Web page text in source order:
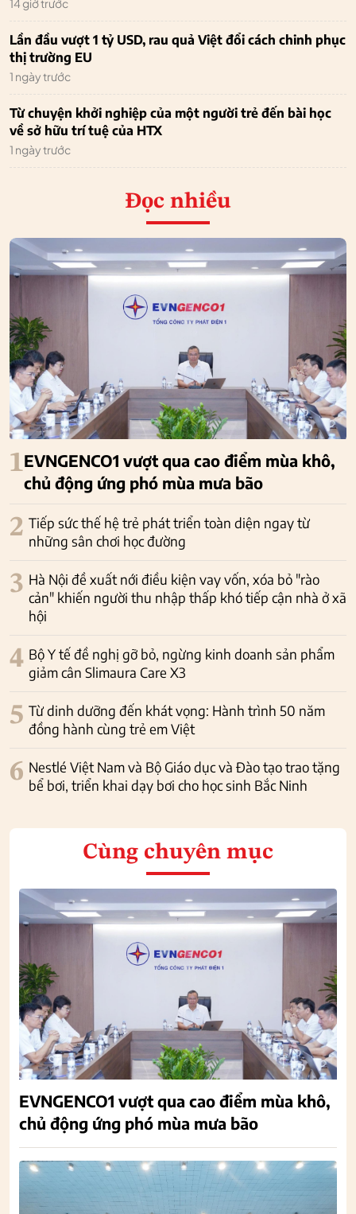
14 giờ trước
Lần đầu vượt 1 tỷ USD, rau quả Việt đổi cách chinh phục
thị trường EU
1 ngày trước
Từ chuyện khởi nghiệp của một người trẻ đến bài học
về sở hữu trí tuệ của HTX
1 ngày trước
Đọc nhiều
1EVNGENCO1 vượt qua cao điểm mùa khô,
chủ động ứng phó mùa mưa bão
2 Tiếp sức thế hệ trẻ phát triển toàn diện ngay từ
những sân chơi học đường
3 Hà Nội đề xuất nới điều kiện vay vốn, xóa bỏ "rào
cản" khiến người thu nhập thấp khó tiếp cận nhà ở xã
hội
4 Bộ Y tế đề nghị gỡ bỏ, ngừng kinh doanh sản phẩm
giảm cân Slimaura Care X3
5 Từ dinh dưỡng đến khát vọng: Hành trình 50 năm
đồng hành cùng trẻ em Việt
6 Nestlé Việt Nam và Bộ Giáo dục và Đào tạo trao tặng
bể bơi, triển khai dạy bơi cho học sinh Bắc Ninh
Cùng chuyên mục
EVNGENCO1 vượt qua cao điểm mùa khô,
chủ động ứng phó mùa mưa bão